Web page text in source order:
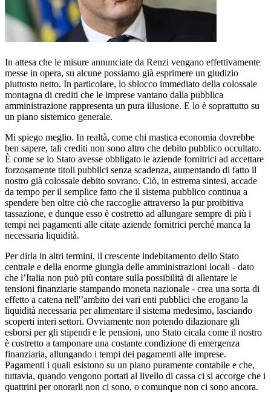
In attesa che le misure annunciate da Renzi vengano effettivamente
messe in opera, su alcune possiamo già esprimere un giudizio
piuttosto netto. In particolare, lo sblocco immediato della colossale
montagna di crediti che le imprese vantano dalla pubblica
amministrazione rappresenta un pura illusione. E lo è soprattutto su
un piano sistemico generale.
Mi spiego meglio. In realtà, come chi mastica economia dovrebbe
ben sapere, tali crediti non sono altro che debito pubblico occultato.
È come se lo Stato avesse obbligato le aziende fornitrici ad accettare
forzosamente titoli pubblici senza scadenza, aumentando di fatto il
nostro già colossale debito sovrano. Ciò, in estrema sintesi, accade
da tempo per il semplice fatto che il sistema pubblico continua a
spendere ben oltre ciò che raccoglie attraverso la pur proibitiva
tassazione, e dunque esso è costretto ad allungare sempre di più i
tempi nei pagamenti alle citate aziende fornitrici perché manca la
necessaria liquidità.
Per dirla in altri termini, il crescente indebitamento dello Stato
centrale e della enorme giungla delle amministrazioni locali - dato
che l’Italia non può più contare sulla possibilità di allentare le
tensioni finanziarie stampando moneta nazionale - crea una sorta di
effetto a catena nell'’ambito dei vari enti pubblici che erogano la
liquidità necessaria per alimentare il sistema medesimo, lasciando
scoperti interi settori. Ovviamente non potendo dilazionare gli
esborsi per gli stipendi e le pensioni, uno Stato cicala come il nostro
è costretto a tamponare una costante condizione di emergenza
finanziaria, allungando i tempi dei pagamenti alle imprese.
Pagamenti i quali esistono su un piano puramente contabile e che,
tuttavia, quando vengono portati al livello di cassa ci si accorge che i
quattrini per onorarli non ci sono, o comunque non ci sono ancora.